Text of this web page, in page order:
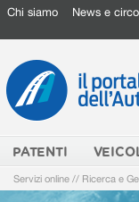
Chi siamo News e
PATENTI
Servizi online // Ricerca e